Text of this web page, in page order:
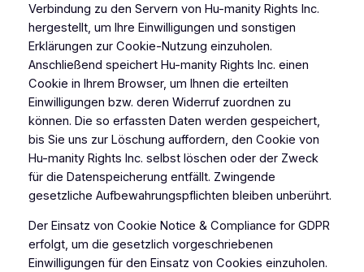
Verbindung zu den Servern von Hu-manity Rights Inc.
hergestellt, um Ihre Einwilligungen und sonstigen
Erklärungen zur Cookie-Nutzung einzuholen.
Anschließend speichert Hu-manity Rights Inc. einen
Cookie in Ihrem Browser, um Ihnen die erteilten
Einwilligungen bzw. deren Widerruf zuordnen zu
können. Die so erfassten Daten werden gespeichert,
bis Sie uns zur Löschung auffordern, den Cookie von
Hu-manity Rights Inc. selbst löschen oder der Zweck
für die Datenspeicherung entfällt. Zwingende
gesetzliche Aufbewahrungspflichten bleiben unberührt.
Der Einsatz von Cookie Notice & Compliance for GDPR
erfolgt, um die gesetzlich vorgeschriebenen
Einwilligungen für den Einsatz von Cookies einzuholen.